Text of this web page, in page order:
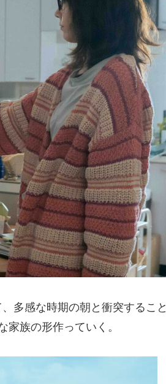
多感な時期の朝と衝突すること
族の形作っていく。